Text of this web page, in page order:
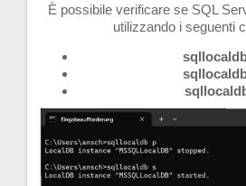
È possibile verificare se SQL
utilizzando i seguenti